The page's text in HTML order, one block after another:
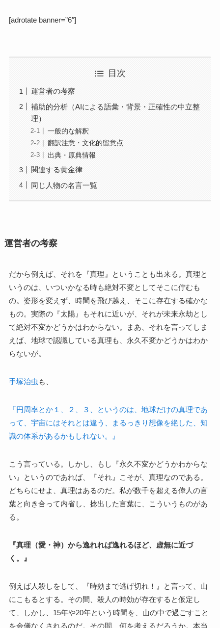
[adrotate banner=”6″]
目次
運営者の考察
補助的分析（AIによる語彙・背景・正確性の中立整
理）
一般的な解釈
翻訳注意・文化的留意点
出典・原典情報
関連する黄金律
同じ人物の名言一覧
運営者の考察
だから例えば、それを『真理』ということも出来る。真理と
いうのは、いついかなる時も絶対不変としてそこに佇むも
の。姿形を変えず、時間を飛び越え、そこに存在する確かな
もの。実際の『太陽』もそれに近いが、それが未来永劫とし
て絶対不変かどうかはわからない。まあ、それを言ってしま
えば、地球で認識している真理も、永久不変かどうかはわか
らないが。
手塚治虫 も、
『円周率とか１、２、３、というのは、地球だけの真理であ
って、宇宙にはそれとは違う、まるっきり想像を絶した、知
識の体系があるかもしれない。』
こう言っている。しかし、もし『永久不変かどうかわからな
い』というのであれば、『それ』こそが、真理なのである。
どちらにせよ、真理はあるのだ。私が数千を超える偉人の言
葉と向き合って内省し、捻出した言葉に、こういうものがあ
る。
『真理（愛・神）から逸れれば逸れるほど、虚無に近づ
く。』
例えば人殺しをして、『時効まで逃げ切れ！』と言って、山
にこもるとする。その間、殺人の時効が存在すると仮定し
て、しかし、15年や20年という時間を、山の中で過ごすこと
を余儀なくされるのだ。その間、何を考えるだろうか。本当